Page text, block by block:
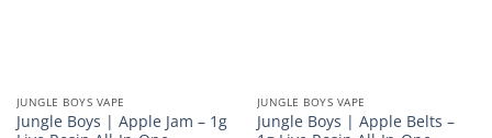
JUNGLE BOYS VAPE
Jungle Boys | Apple Jam – 1g
JUNGLE BOYS VAPE
Jungle Boys | Apple Belts –